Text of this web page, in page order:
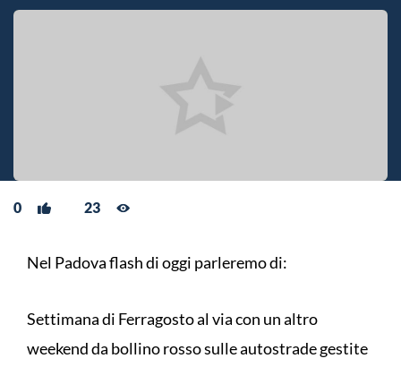
0 23
Nel Padova flash di oggi parleremo di:
Settimana di Ferragosto al via con un altro
weekend da bollino rosso sulle autostrade gestite